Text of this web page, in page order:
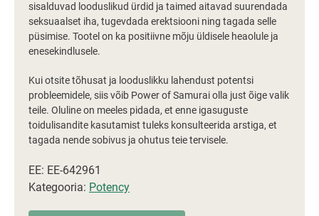
sisalduvad looduslikud ürdid ja taimed aitavad suurendada
seksuaalset iha, tugevdada erektsiooni ning tagada selle
püsimise. Tootel on ka positiivne mõju üldisele heaolule ja
enesekindlusele.
Kui otsite tõhusat ja looduslikku lahendust potentsi
probleemidele, siis võib Power of Samurai olla just õige valik
teile. Oluline on meeles pidada, et enne igasuguste
toidulisandite kasutamist tuleks konsulteerida arstiga, et
tagada nende sobivus ja ohutus teie tervisele.
EE: EE-642961
Kategooria: Potency